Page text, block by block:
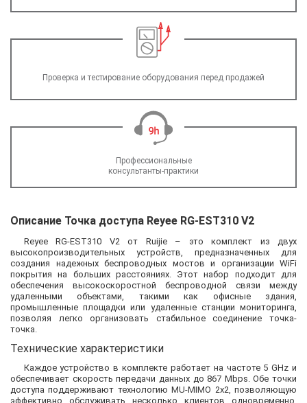
Проверка и тестирование оборудования перед продажей
Профессиональные
консультанты-практики
Описание Точка доступа Reyee RG-EST310 V2
Reyee RG-EST310 V2 от Ruijie – это комплект из двух
высокопроизводительных устройств, предназначенных для
создания надежных беспроводных мостов и организации WiFi
покрытия на больших расстояниях. Этот набор подходит для
обеспечения высокоскоростной беспроводной связи между
удаленными объектами, такими как офисные здания,
промышленные площадки или удаленные станции мониторинга,
позволяя легко организовать стабильное соединение точка-
точка.
Технические характеристики
Каждое устройство в комплекте работает на частоте 5 GHz и
обеспечивает скорость передачи данных до 867 Mbps. Обе точки
доступа поддерживают технологию MU-MIMO 2x2, позволяющую
эффективно обслуживать несколько клиентов одновременно.